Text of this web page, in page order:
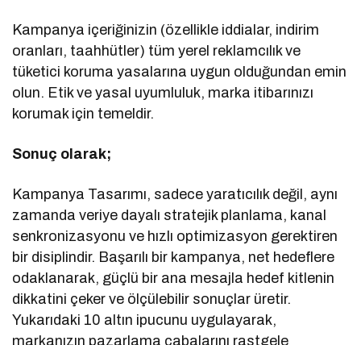
Kampanya içeriğinizin (özellikle iddialar, indirim
oranları, taahhütler) tüm yerel reklamcılık ve
tüketici koruma yasalarına uygun olduğundan emin
olun. Etik ve yasal uyumluluk, marka itibarınızı
korumak için temeldir.
Sonuç olarak;
Kampanya Tasarımı, sadece yaratıcılık değil, aynı
zamanda veriye dayalı stratejik planlama, kanal
senkronizasyonu ve hızlı optimizasyon gerektiren
bir disiplindir. Başarılı bir kampanya, net hedeflere
odaklanarak, güçlü bir ana mesajla hedef kitlenin
dikkatini çeker ve ölçülebilir sonuçlar üretir.
Yukarıdaki 10 altın ipucunu uygulayarak,
markanızın pazarlama çabalarını rastgele